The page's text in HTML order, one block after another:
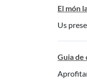
El món
Us
Guia de